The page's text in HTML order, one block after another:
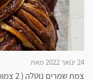
24 ינואר 2022 מאת